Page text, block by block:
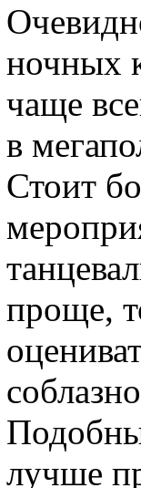
ночных
чаще
в
Стоит
проще,
лучше